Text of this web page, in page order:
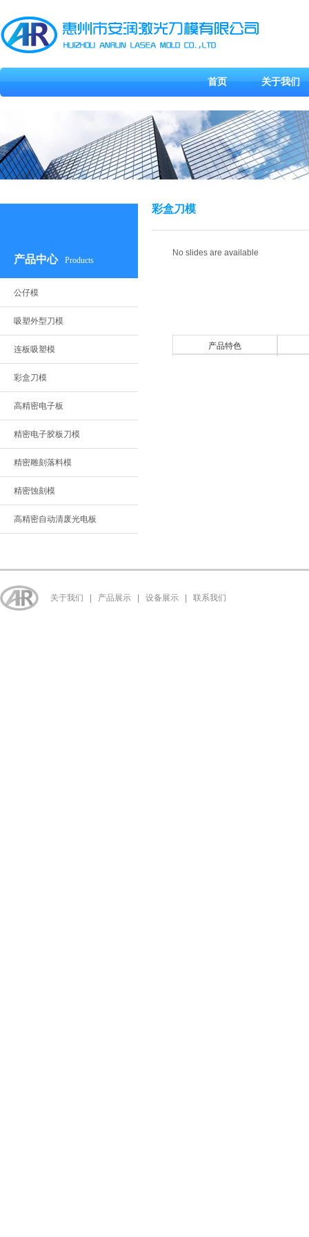
首页 关于我们
产品中心 Products
公仔模
吸塑外型刀模
连板吸塑模
彩盒刀模
高精密电子板
精密电子胶板刀模
精密雕刻落料模
精密蚀刻模
高精密自动清废光电板
彩盒刀模
No slides are available
产品特色
关于我们 产品展示 设备展示 联系我们